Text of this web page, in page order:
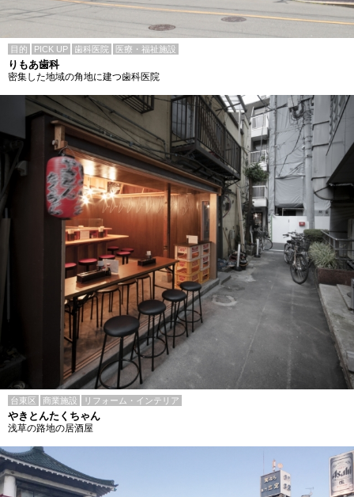
目的 PICK UP 歯科医院 医療・福祉施設
りもあ歯科
密集した地域の角地に建つ歯科医院
台東区 商業施設 リフォーム・インテリア
やきとんたくちゃん
浅草の路地の居酒屋